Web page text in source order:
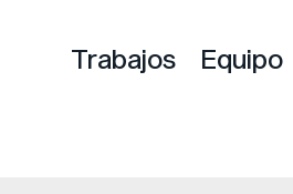
Trabajos Equipo